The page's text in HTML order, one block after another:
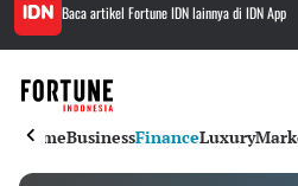
Baca artikel Fortune IDNlainnya di IDN App
HomeBusinessFinanceLuxury